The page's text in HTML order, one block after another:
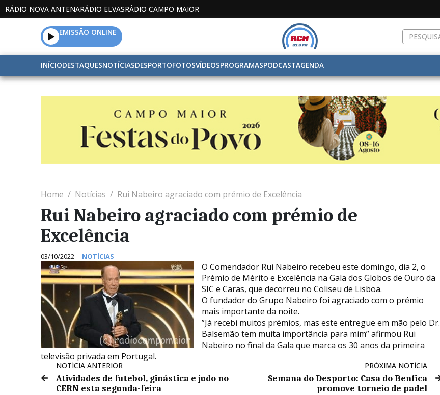
RÁDIO NOVA ANTENARÁDIO ELVASRÁDIO CAMPO MAIOR
EMISSÃO ONLINE
INÍCIODESTAQUESNOTÍCIASDESPORTOFOTOSVÍDEOSPROGRAMASPODCASTAGENDA
Home Notícias Rui Nabeiro agraciado com prémio de Excelência
Rui Nabeiro agraciado com prémio de
Excelência
03/10/2022 NOTÍCIAS
O Comendador Rui Nabeiro recebeu este domingo, dia 2, o
Prémio de Mérito e Excelência na Gala dos Globos de Ouro da
SIC e Caras, que decorreu no Coliseu de Lisboa.
O fundador do Grupo Nabeiro foi agraciado com o prémio
mais importante da noite.
”Já recebi muitos prémios, mas este entregue em mão pelo Dr.
Balsemão tem muita importância para mim” afirmou Rui
Nabeiro no final da Gala que marca os 30 anos da primeira
televisão privada em Portugal.
NOTÍCIA ANTERIOR
Atividades de futebol, ginástica e judo no
CERN esta segunda-feira
PRÓXIMA NOTÍCIA
Semana do Desporto: Casa do Benfica
promove torneio de padel